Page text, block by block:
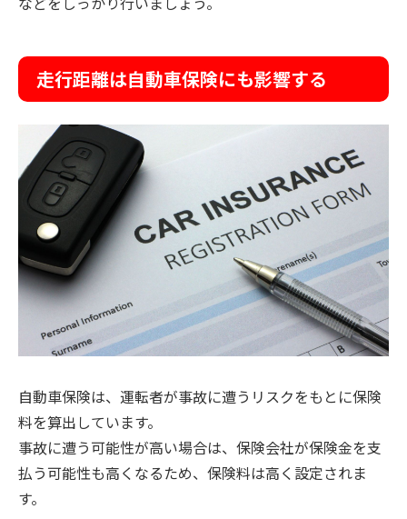
走行距離は自動車保険にも影響する
自動車保険は、運転者が事故に遭うリスクをもとに保険
料を算出しています。
事故に遭う可能性が高い場合は、保険会社が保険金を支
払う可能性も高くなるため、保険料は高く設定されま
す。